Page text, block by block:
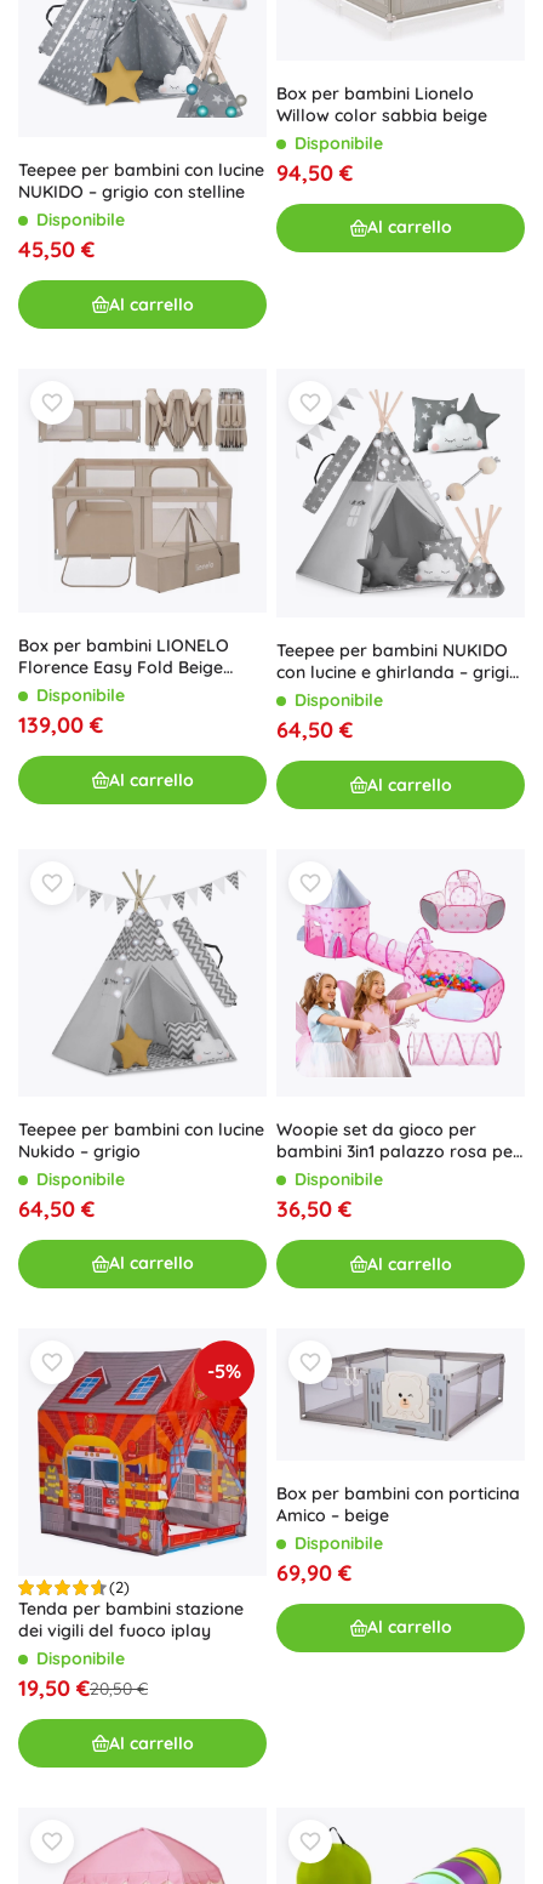
Teepee per bambini con lucine
NUKIDO – grigio con stelline
Disponibile
45,50 €
Al carrello
Box per bambini Lionelo
Willow color sabbia beige
Disponibile
94,50 €
Al carrello
Box per bambini LIONELO
Florence Easy Fold Beige
SandDisponibile
139,00 €
Al carrello
Teepee per bambini NUKIDO
con lucine e ghirlanda – grigio
con stelline
Disponibile
64,50 €
Al carrello
Teepee per bambini con lucine
Nukido – grigio
Disponibile
64,50 €
Al carrello
Woopie set da gioco per
bambini 3in1 palazzo rosa per
principesse con tenda, tunnel
e piscina a secco
Disponibile
36,50 €
Al carrello
-5%
(2)
Tenda per bambini stazione
dei vigili del fuoco iplay
Disponibile
19,50 €20,50 €
Al carrello
Box per bambini con porticina
Amico – beige
Disponibile
69,90 €
Al carrello